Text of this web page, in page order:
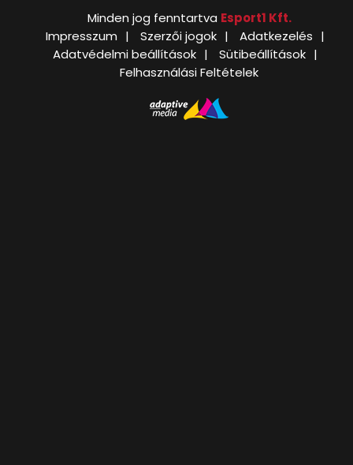
Minden jog fenntartva Esport1 Kft.
Impresszum
Szerzői jogok
Adatkezelés
Adatvédelmi beállítások
Sütibeállítások
Felhasználási Feltételek